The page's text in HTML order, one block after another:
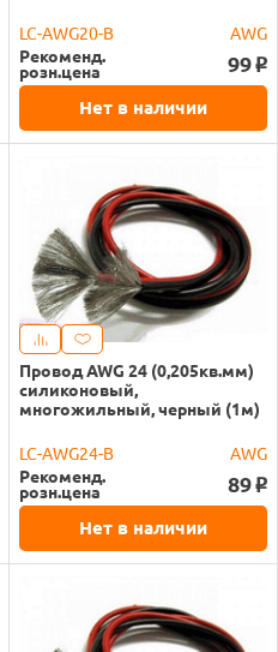
LC-AWG20-B
AWG
Рекоменд.
розн.цена 99 o
Нет в наличии
Провод AWG 24 (0,205кв.мм)
силиконовый,
многожильный, черный (1м)
LC-AWG24-B
AWG
Рекоменд.
розн.цена 89 o
Нет в наличии